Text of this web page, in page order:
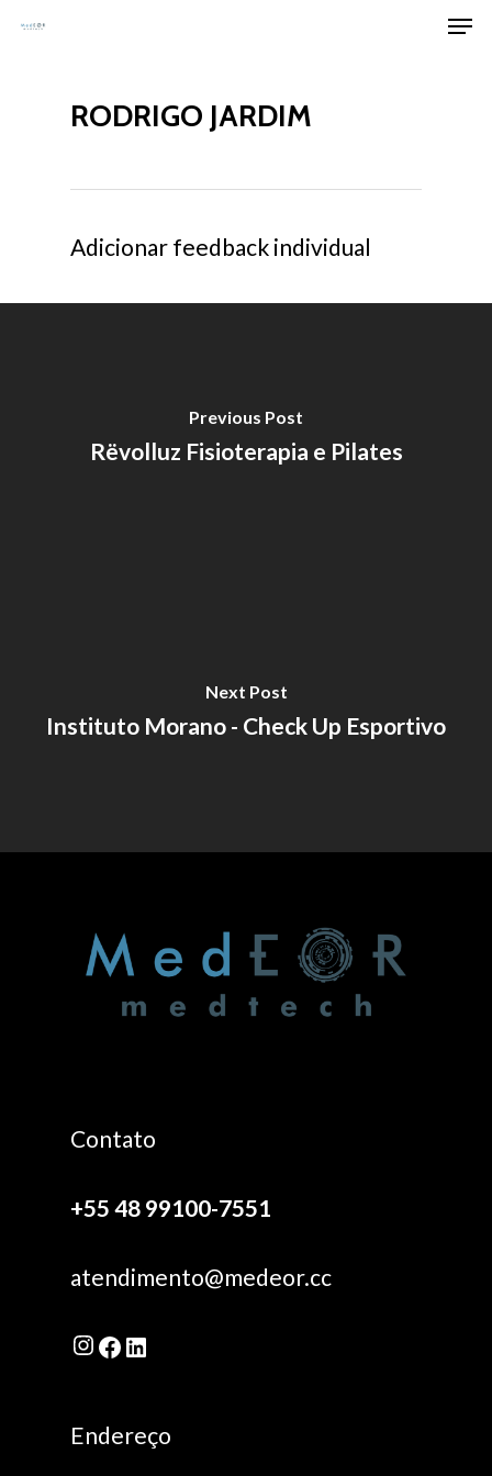
Skip
contentRODRIGO JARDIM
Adicionar feedback individual
Previous Post
Rëvolluz Fisioterapia e Pilates
Next Post
Instituto Morano - Check Up Esportivo
Contato
+55 48 99100-7551
atendimento@medeor.cc
Instagram
Facebook
Endereço